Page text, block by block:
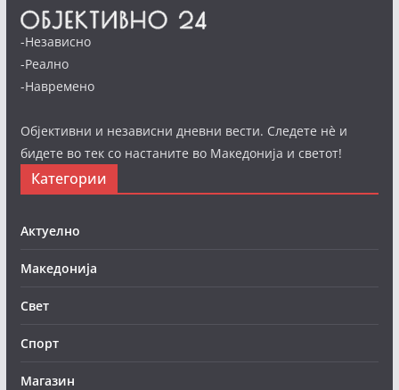
-Независно
-Реално
-Навремено
Објективни и независни дневни вести. Следете нè и
бидете во тек со настаните во Македонија и светот!
Категории
Актуелно
Македонија
Свет
Спорт
Магазин